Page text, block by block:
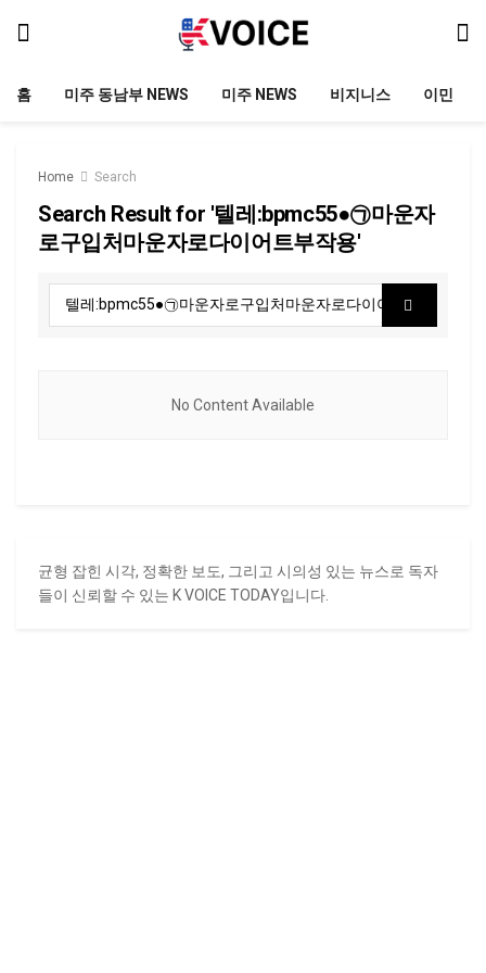
홈 미주 동남부 NEWS 미주 NEWS 비지니스 이민
Home Search
Search Result for '텔레:bpmc55●㉠마운자
로구입처마운자로다이어트부작용'
No Content Available
균형 잡힌 시각, 정확한 보도, 그리고 시의성 있는 뉴스로 독자
들이 신뢰할 수 있는 K VOICE TODAY입니다.